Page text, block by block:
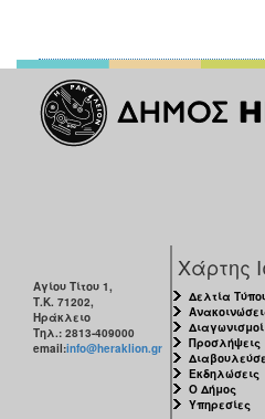
Αγίου Τίτου 1,
Τ.Κ. 71202,
Ηράκλειο
Τηλ.: 2813-409000
email:info@heraklion.gr
Χάρτης
Δελτία
Διαγωνισμοί
Προσλήψεις
Εκδηλώσεις
Ο Δήμος
Υπηρεσίες